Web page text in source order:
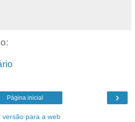
›
Página inicial
versão para a web